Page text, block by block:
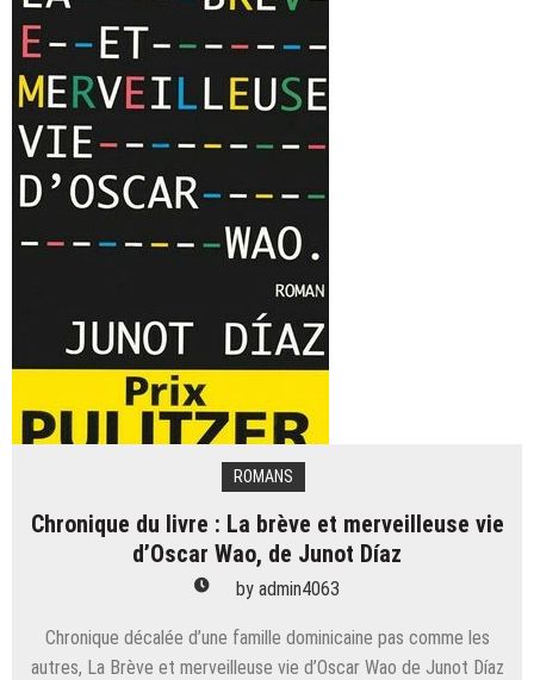
livre
Laure
Murat
Maison
docteur
Blanche
ROMANS
Chronique du livre : La brève et merveilleuse vie
d’Oscar Wao, de Junot Díaz
by admin4063
Chronique décalée d’une famille dominicaine pas comme les
autres, La Brève et merveilleuse vie d’Oscar Wao de Junot Díaz